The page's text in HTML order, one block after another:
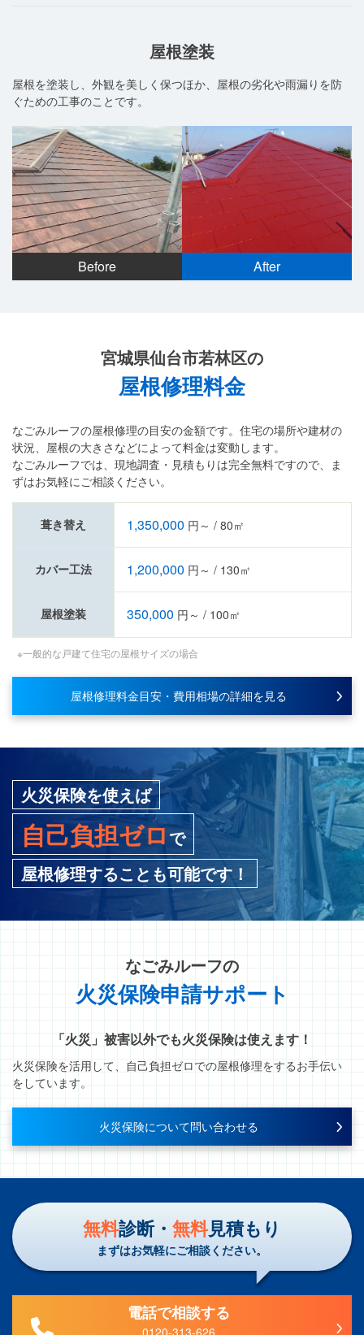
屋根塗装
屋根を塗装し、外観を美しく保つほか、屋根の劣化や雨漏りを防
ぐための工事のことです。
Before After
宮城県仙台市若林区の
屋根修理料金
なごみルーフの屋根修理の目安の金額です。住宅の場所や建材の
状況、屋根の大きさなどによって料金は変動します。
なごみルーフでは、現地調査・見積もりは完全無料ですので、ま
ずはお気軽にご相談ください。
葺き替え 1,350,000 円～ / 80㎡
カバー工法 1,200,000 円～ / 130㎡
屋根塗装 350,000 円～ / 100㎡
※一般的な戸建て住宅の屋根サイズの場合
屋根修理料金目安・費用相場の詳細を見る
火災保険を使えば
自己負担ゼロで
屋根修理することも可能です！
なごみルーフの
火災保険申請サポート
「火災」被害以外でも火災保険は使えます！
火災保険を活用して、自己負担ゼロでの屋根修理をするお手伝い
をしています。
火災保険について問い合わせる
無料診断・ 無料見積もり
まずはお気軽にご相談ください。
電話で相談する